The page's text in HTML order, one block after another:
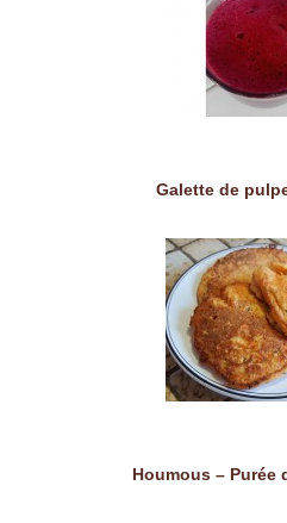
Galette de
Houmous – Purée